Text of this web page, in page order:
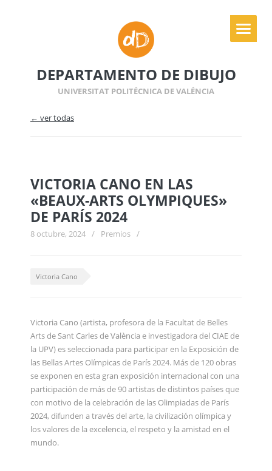
DEPARTAMENTO DE DIBUJO
UNIVERSITAT POLITÉCNICA DE VALÉNCIA
← ver todas
VICTORIA CANO EN LAS
«BEAUX-ARTS OLYMPIQUES»
DE PARÍS 2024
8 octubre, 2024 / Premios /
Victoria Cano
Victoria Cano (artista, profesora de la Facultat de Belles
Arts de Sant Carles de València e investigadora del CIAE de
la UPV) es seleccionada para participar en la Exposición de
las Bellas Artes Olímpicas de París 2024. Más de 120 obras
se exponen en esta gran exposición internacional con una
participación de más de 90 artistas de distintos países que
con motivo de la celebración de las Olimpiadas de París
2024, difunden a través del arte, la civilización olímpica y
los valores de la excelencia, el respeto y la amistad en el
mundo.